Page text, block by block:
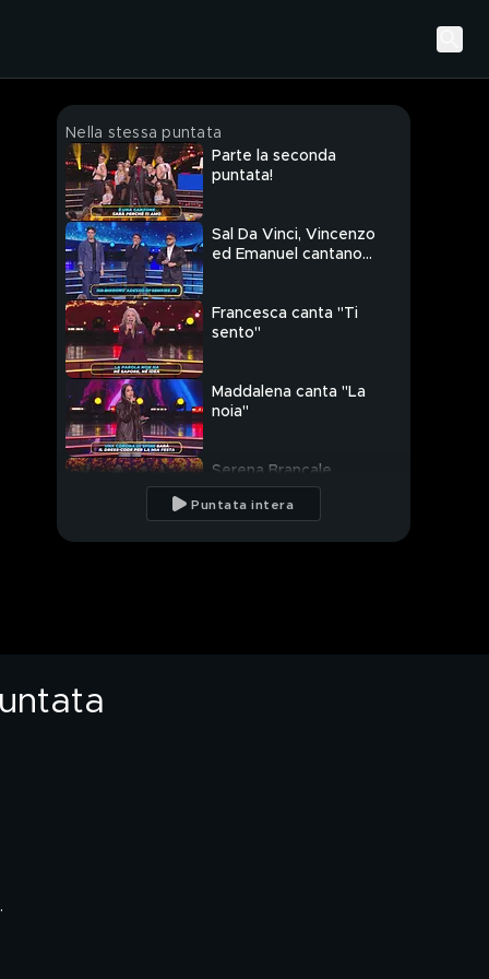
Nella stessa puntata
Parte la seconda
puntata!
Sal Da Vinci, Vincenzo
ed Emanuel cantano
Francesca canta "Ti
sento"
Maddalena canta "La
noia"
Serena Brancale,
Beatrice e Maria
cantano "Anema e
Puntata intera